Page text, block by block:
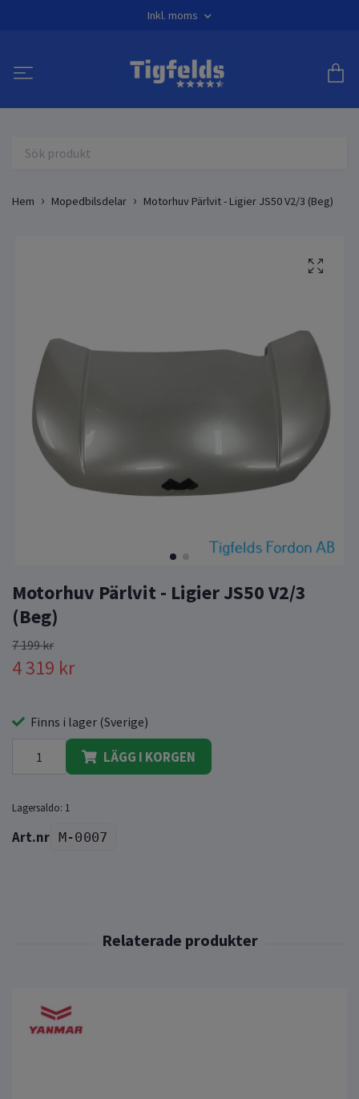
Inkl. moms
Hem Mopedbilsdelar Motorhuv Pärlvit - Ligier JS50 V2/3 (Beg)
Motorhuv Pärlvit - Ligier JS50 V2/3
(Beg)
7 199 kr
4 319 kr
Finns i lager (Sverige)
LÄGG I KORGEN
Lagersaldo: 1
M-0007